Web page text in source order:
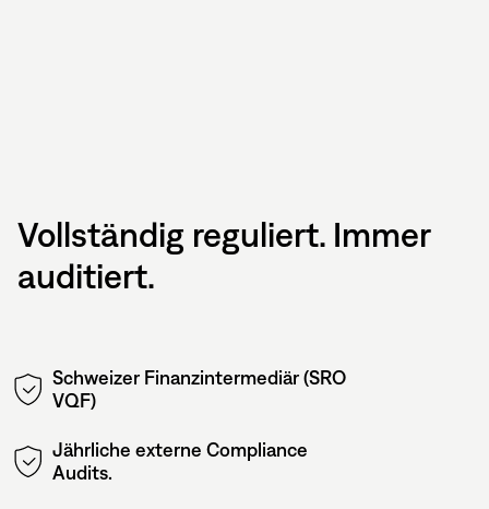
Vollständig reguliert. Immer
auditiert.
Schweizer Finanzintermediär (SRO
VQF)
Jährliche externe Compliance
Audits.